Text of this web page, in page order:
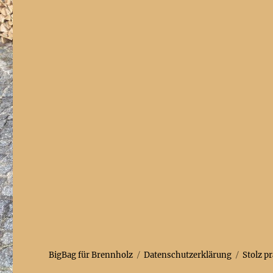
BigBag für Brennholz Datenschutzerklärung Stolz